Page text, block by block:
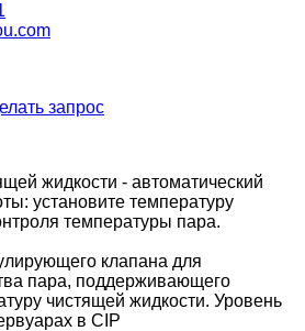
запрос
жидкости - автоматический
установите температуру
температуры пара.
клапана для
пара, поддерживающего
чистящей жидкости. Уровень
в CIP